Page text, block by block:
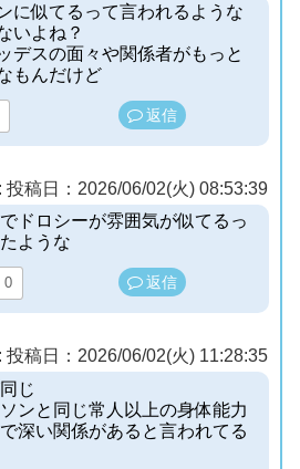
に似てるって言われるような
いよね？
デスの面々や関係者がもっと
もんだけど
返信
投稿日：2026/06/02(火) 08:53:39
ドロシーが雰囲気が似てるっ
ような
0 返信
投稿日：2026/06/02(火) 11:28:35
じ
ンと同じ常人以上の身体能力
深い関係があると言われてる